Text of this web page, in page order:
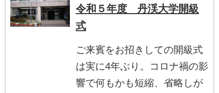
令和５年度 丹渓大学開級
式
ご来賓をお招きしての開級式
は実に4年ぶり。コロナ禍の影
響で何もかも短縮、省略しが